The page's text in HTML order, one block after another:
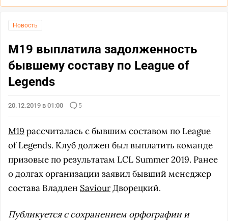
Новость
M19 выплатила задолженность
бывшему составу по League of
Legends
20.12.2019 в 01:00 5
M19 рассчиталась с бывшим составом по League
of Legends. Клуб должен был выплатить команде
призовые по результатам LCL Summer 2019. Ранее
о долгах организации заявил бывший менеджер
состава Владлен SaviourДворецкий.
Публикуется с сохранением орфографии и